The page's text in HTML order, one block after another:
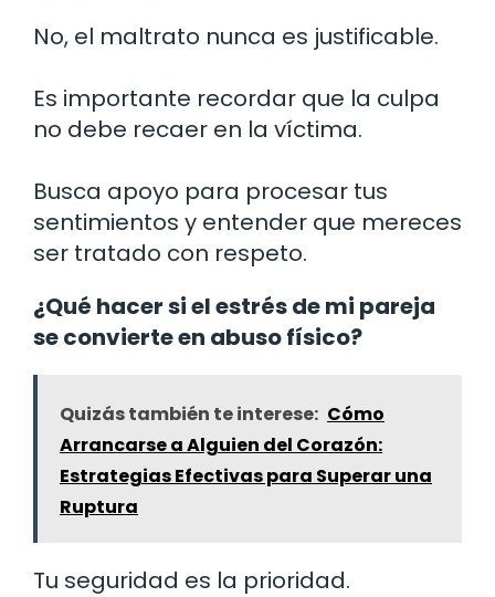
No, el maltrato nunca es justificable.
Es importante recordar que la culpa
no debe recaer en la víctima.
Busca apoyo para procesar tus
sentimientos y entender que mereces
ser tratado con respeto.
¿Qué hacer si el estrés de mi pareja
se convierte en abuso físico?
Quizás también te interese: Cómo
Arrancarse a Alguien del Corazón:
Estrategias Efectivas para Superar una
Ruptura
Tu seguridad es la prioridad.